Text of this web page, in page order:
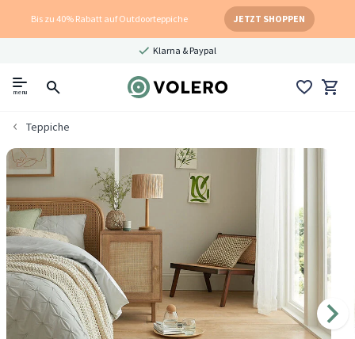
Bis zu 40% Rabatt auf Outdoorteppiche JETZT SHOPPEN
Klarna & Paypal
menu
Teppiche